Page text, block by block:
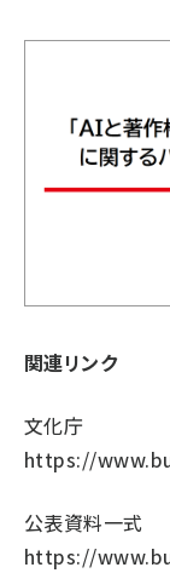
関連リンク
文化庁
https://
公表資料一式
https://